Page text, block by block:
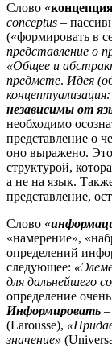
Слово «
conceptus –
(«формировать в
представление о
«Общее и
предмете. Идея
концептуализация:
независимы от
необходимо
представление о
оно выражено.
структурой,
а не на язык.
представление,
Слово «
«намерение»,
определений
следующее:
для дальнейшего
определение
Информировать
(Larousse),
значение»